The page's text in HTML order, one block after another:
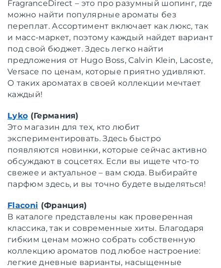
FragranceDirect – это про разумный шопинг, где
можно найти популярные ароматы без
переплат. Ассортимент включает как люкс, так
и масс-маркет, поэтому каждый найдет вариант
под свой бюджет. Здесь легко найти
предложения от Hugo Boss, Calvin Klein, Lacoste,
Versace по ценам, которые приятно удивляют.
О таких ароматах в своей коллекции мечтает
каждый!
Lyko (Германия)
Это магазин для тех, кто любит
экспериментировать. Здесь быстро
появляются новинки, которые сейчас активно
обсуждают в соцсетях. Если вы ищете что-то
свежее и актуальное – вам сюда. Выбирайте
парфюм здесь, и вы точно будете выделяться!
Flaconi (Франция)
В каталоге представлены как проверенная
классика, так и современные хиты. Благодаря
гибким ценам можно собрать собственную
коллекцию ароматов под любое настроение:
легкие дневные варианты, насыщенные